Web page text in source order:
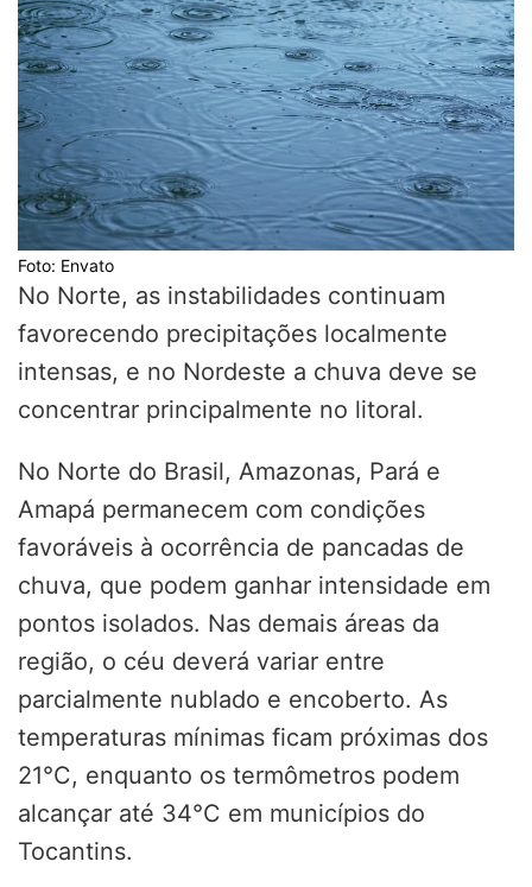
Foto: Envato
No Norte, as instabilidades continuam
favorecendo precipitações localmente
intensas, e no Nordeste a chuva deve se
concentrar principalmente no litoral.
No Norte do Brasil, Amazonas, Pará e
Amapá permanecem com condições
favoráveis à ocorrência de pancadas de
chuva, que podem ganhar intensidade em
pontos isolados. Nas demais áreas da
região, o céu deverá variar entre
parcialmente nublado e encoberto. As
temperaturas mínimas ficam próximas dos
21°C, enquanto os termômetros podem
alcançar até 34°C em municípios do
Tocantins.